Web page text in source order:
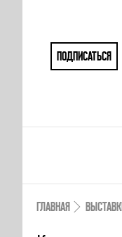
ПОДПИСАТЬСЯ
ГЛАВНАЯ